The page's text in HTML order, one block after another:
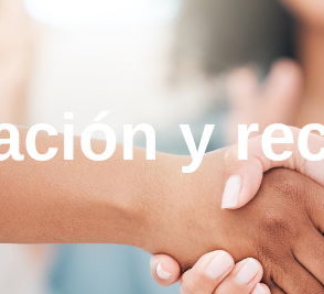
y